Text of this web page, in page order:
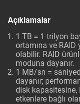
Açıklamalar
1 TB = 1 trilyon
ortamına ve RAID
olabilir. RAID
moduna dayanır.
1 MB/sn =
dayanır;
disk kapasitesine,
etkenlere bağlı